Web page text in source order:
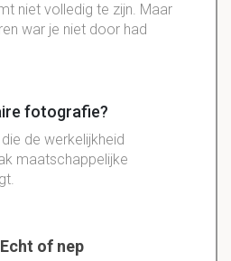
niet volledig te zijn. Maar
war je niet door had
fotografie?
de werkelijkheid
maatschappelijke
of nep